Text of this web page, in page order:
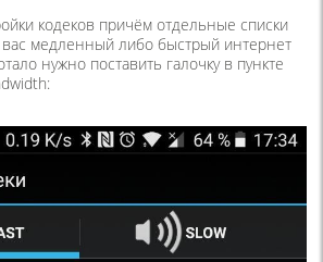
кодеков причём отдельные списки
вас медленный либо быстрый интернет
нужно поставить галочку в пункте